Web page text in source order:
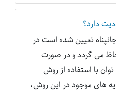
دارد؟
تعیین شده است در
می گردد و در صورت
با استفاده از روش
های موجود در این روش،